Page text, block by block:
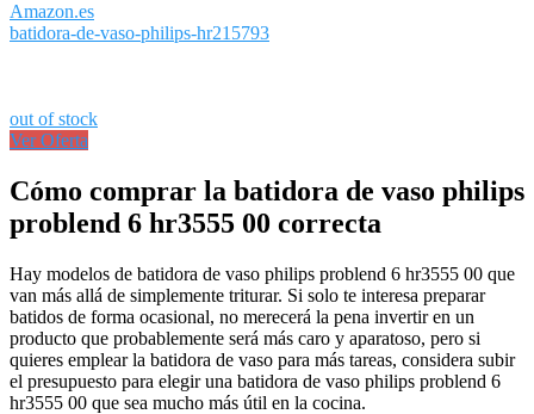
Amazon.es
batidora-de-vaso-philips-hr215793
out of stock
Ver Oferta
Cómo comprar la batidora de vaso philips
problend 6 hr3555 00 correcta
Hay modelos de batidora de vaso philips problend 6 hr3555 00 que
van más allá de simplemente triturar. Si solo te interesa preparar
batidos de forma ocasional, no merecerá la pena invertir en un
producto que probablemente será más caro y aparatoso, pero si
quieres emplear la batidora de vaso para más tareas, considera subir
el presupuesto para elegir una batidora de vaso philips problend 6
hr3555 00 que sea mucho más útil en la cocina.